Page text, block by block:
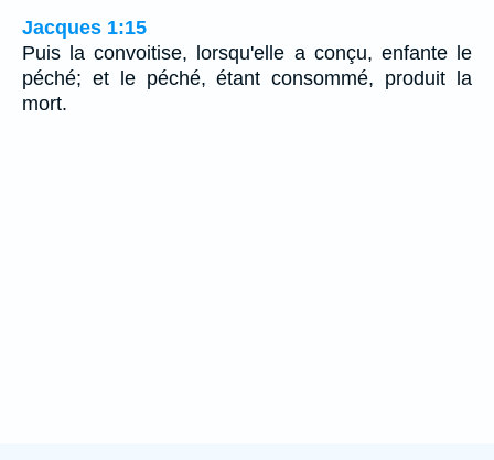
Jacques 1:15
Puis la convoitise, lorsqu'elle a conçu, enfante le
péché; et le péché, étant consommé, produit la
mort.